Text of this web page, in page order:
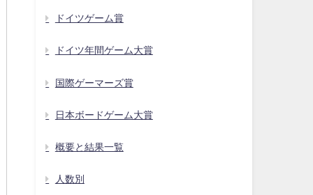
ドイツゲーム賞
ドイツ年間ゲーム大賞
国際ゲーマーズ賞
日本ボードゲーム大賞
概要と結果一覧
人数別